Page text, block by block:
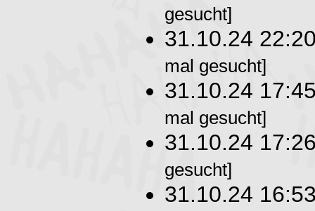
gesucht]
31.10.24
mal gesucht]
31.10.24
mal gesucht]
31.10.24
gesucht]
31.10.24